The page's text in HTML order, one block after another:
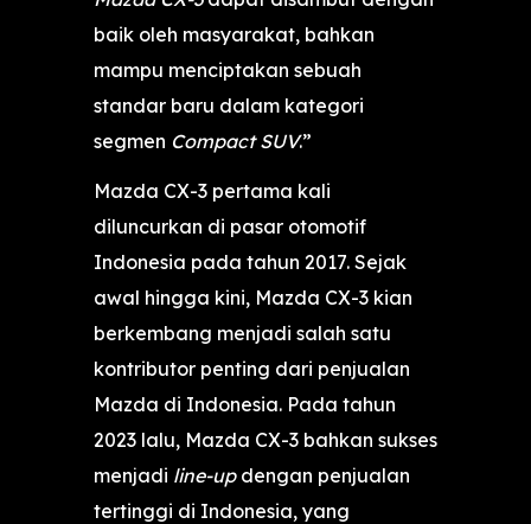
baik oleh masyarakat, bahkan
mampu menciptakan sebuah
standar baru dalam kategori
segmen Compact SUV.”
Mazda CX-3 pertama kali
diluncurkan di pasar otomotif
Indonesia pada tahun 2017. Sejak
awal hingga kini, Mazda CX-3 kian
berkembang menjadi salah satu
kontributor penting dari penjualan
Mazda di Indonesia. Pada tahun
2023 lalu, Mazda CX-3 bahkan sukses
menjadi line-updengan penjualan
tertinggi di Indonesia, yang